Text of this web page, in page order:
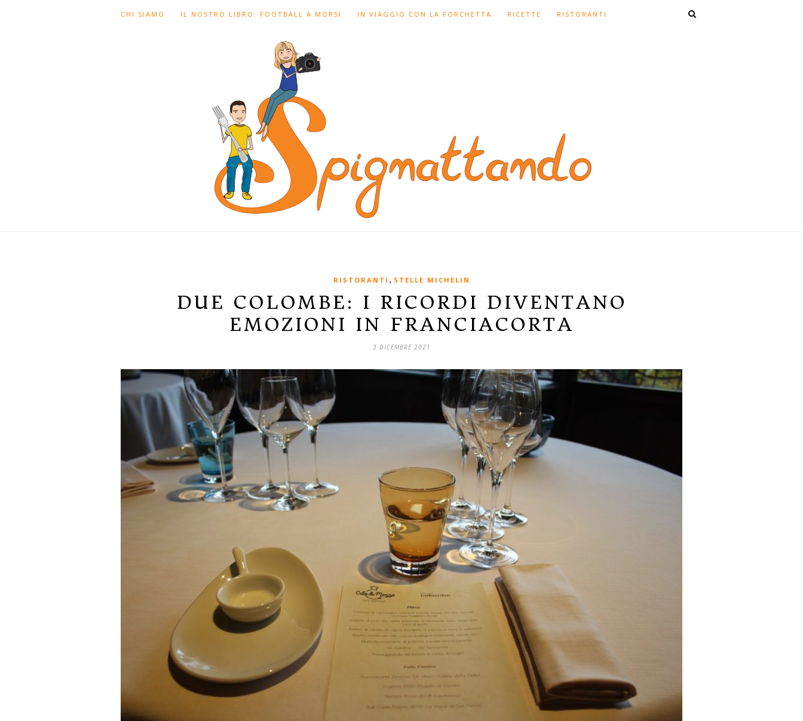
CHI SIAMO IL NOSTRO LIBRO: FOOTBALL A MORSI IN VIAGGIO CON LA FORCHETTA RICETTE RISTORANTI
RISTORANTI , STELLE MICHELIN
DUE COLOMBE: I RICORDI DIVENTANO
EMOZIONI IN FRANCIACORTA
3 DICEMBRE 2021